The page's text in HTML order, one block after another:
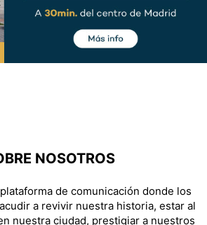
NOSOTROS
de comunicación donde los
a revivir nuestra historia, estar al
nuestra ciudad, prestigiar a nuestros